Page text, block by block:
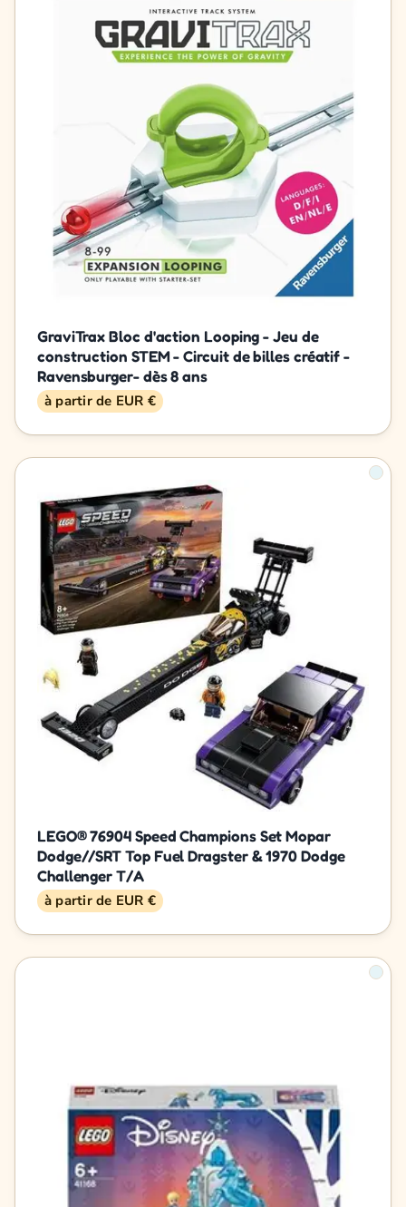
GraviTrax Bloc d'action Looping - Jeu de
construction STEM - Circuit de billes créatif -
Ravensburger- dès 8 ans
à partir de EUR €
LEGO® 76904 Speed Champions Set Mopar
Dodge//SRT Top Fuel Dragster & 1970 Dodge
Challenger T/A
à partir de EUR €